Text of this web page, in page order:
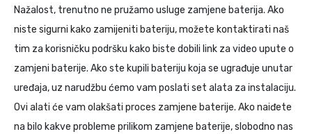
Nažalost, trenutno ne pružamo usluge zamjene baterija. Ako
niste sigurni kako zamijeniti bateriju, možete kontaktirati naš
tim za korisničku podršku kako biste dobili link za video upute o
zamjeni baterije. Ako ste kupili bateriju koja se ugrađuje unutar
uređaja, uz narudžbu ćemo vam poslati set alata za instalaciju.
Ovi alati će vam olakšati proces zamjene baterije. Ako naiđete
na bilo kakve probleme prilikom zamjene baterije, slobodno nas